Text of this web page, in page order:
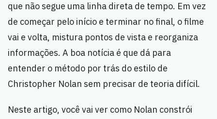
que não segue uma linha direta de tempo. Em vez
de começar pelo início e terminar no final, o filme
vai e volta, mistura pontos de vista e reorganiza
informações. A boa notícia é que dá para
entender o método por trás do estilo de
Christopher Nolan sem precisar de teoria difícil.
Neste artigo, você vai ver como Nolan constrói